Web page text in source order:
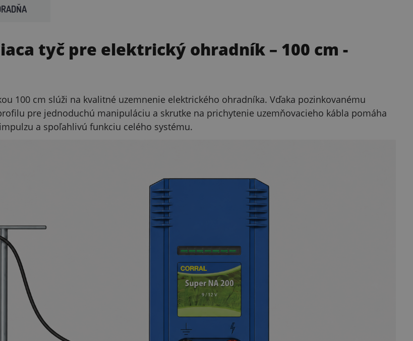
tyč pre elektrický ohradník – 100 cm -
100 cm slúži na kvalitné uzemnenie elektrického ohradníka. Vďaka pozinkovanému
pre jednoduchú manipuláciu a skrutke na prichytenie uzemňovacieho kábla pomáha
a spoľahlivú funkciu celého systému.